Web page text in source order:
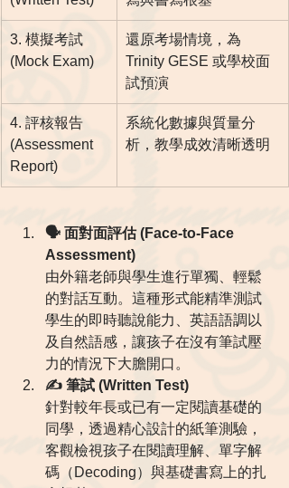
3. 模擬考試
(Mock Exam)
還原考場情境，為
Trinity GESE 或學校面
試預演
4. 評核報告
(Assessment
Report)
系統化數據與質量分
析，教學成效清晰透明
🗣️ 面對面評估 (Face-to-Face
Assessment)
由外籍老師與學生進行單獨、輕鬆
的對話互動。這種形式能精準測試
學生的即時聽說能力、英語語調以
及自然語感，讓孩子在沒有筆試壓
力的情況下大膽開口。
✍️ 筆試 (Written Test)
針對較年長或已有一定閱讀基礎的
同學，透過精心設計的紙筆測驗，
客觀檢視孩子在閱讀理解、單字解
碼（Decoding）與基礎書寫上的扎